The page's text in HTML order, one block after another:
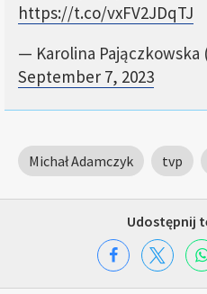
https://t.co/vxFV2JDqTJ
— Karolina Pajączkowska
September 7, 2023
Michał Adamczyk tvp
Udostępnij